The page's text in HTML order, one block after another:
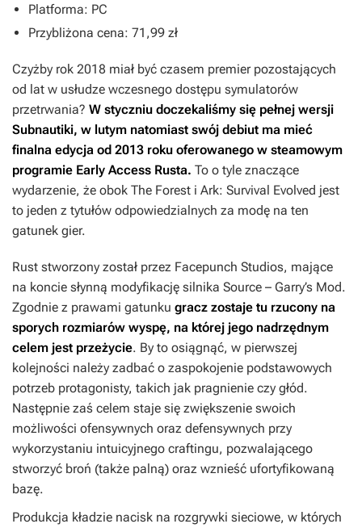
Platforma: PC
Przybliżona cena: 71,99 zł
Czyżby rok 2018 miał być czasem premier pozostających
od lat w usłudze wczesnego dostępu symulatorów
przetrwania? W styczniu doczekaliśmy się pełnej wersji
Subnautiki, w lutym natomiast swój debiut ma mieć
finalna edycja od 2013 roku oferowanego w steamowym
programie Early Access Rusta. To o tyle znaczące
wydarzenie, że obok The Forest i Ark: Survival Evolved jest
to jeden z tytułów odpowiedzialnych za modę na ten
gatunek gier.
Rust stworzony został przez Facepunch Studios, mające
na koncie słynną modyfikację silnika Source – Garry’s Mod.
Zgodnie z prawami gatunku gracz zostaje tu rzucony na
sporych rozmiarów wyspę, na której jego nadrzędnym
celem jest przeżycie. By to osiągnąć, w pierwszej
kolejności należy zadbać o zaspokojenie podstawowych
potrzeb protagonisty, takich jak pragnienie czy głód.
Następnie zaś celem staje się zwiększenie swoich
możliwości ofensywnych oraz defensywnych przy
wykorzystaniu intuicyjnego craftingu, pozwalającego
stworzyć broń (także palną) oraz wznieść ufortyfikowaną
bazę.
Produkcja kładzie nacisk na rozgrywki sieciowe, w których